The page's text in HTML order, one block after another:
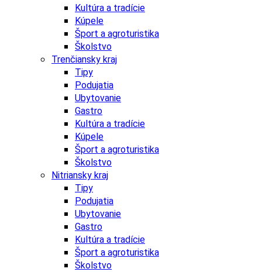
Kultúra a tradície
Kúpele
Šport a agroturistika
Školstvo
Trenčiansky kraj
Tipy
Podujatia
Ubytovanie
Gastro
Kultúra a tradície
Kúpele
Šport a agroturistika
Školstvo
Nitriansky kraj
Tipy
Podujatia
Ubytovanie
Gastro
Kultúra a tradície
Šport a agroturistika
Školstvo